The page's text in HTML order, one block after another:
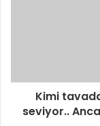
Kimi
seviyor..